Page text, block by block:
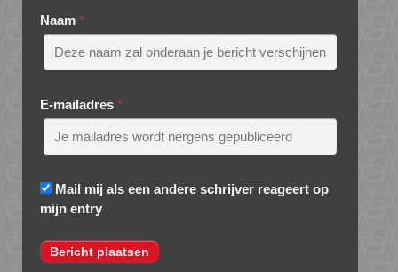
Naam *
E-mailadres *
Mail mij als een andere schrijver reageert op
mijn entry